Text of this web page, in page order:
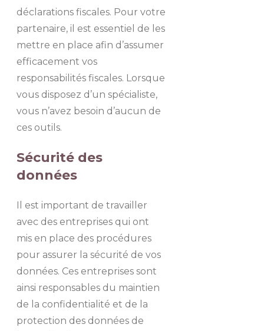
déclarations fiscales. Pour votre
partenaire, il est essentiel de les
mettre en place afin d’assumer
efficacement vos
responsabilités fiscales. Lorsque
vous disposez d’un spécialiste,
vous n’avez besoin d’aucun de
ces outils.
Sécurité des
données
Il est important de travailler
avec des entreprises qui ont
mis en place des procédures
pour assurer la sécurité de vos
données. Ces entreprises sont
ainsi responsables du maintien
de la confidentialité et de la
protection des données de